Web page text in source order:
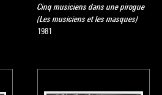
Cinq musiciens dans une pirogue
(Les musiciens et les masques)
1981